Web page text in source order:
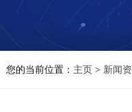
您的当前位置： 主页 > 新闻